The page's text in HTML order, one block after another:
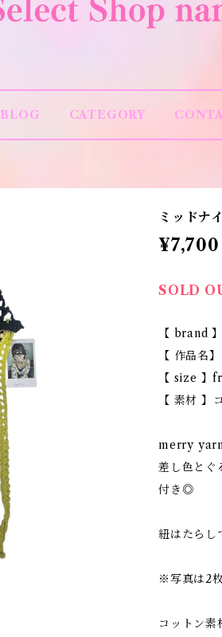
BLOG CATEGORY
ミッドナ
¥7,700
SOLD
【 brand
【 作品名
【 size 】
【 素材 】
merry yarn
差し色とぐ
付き◎
紐はたら
※写真は2
コットン素